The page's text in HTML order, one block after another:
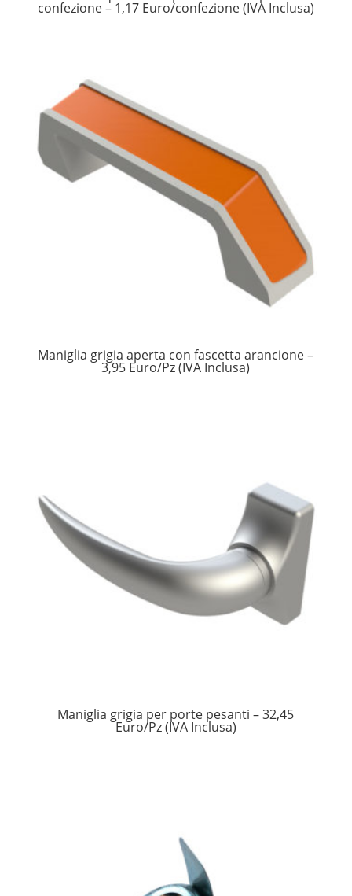
confezione – 1,17 Euro/confezione (IVA Inclusa)
Maniglia grigia aperta con fascetta arancione –
3,95 Euro/Pz (IVA Inclusa)
Maniglia grigia per porte pesanti – 32,45
Euro/Pz (IVA Inclusa)